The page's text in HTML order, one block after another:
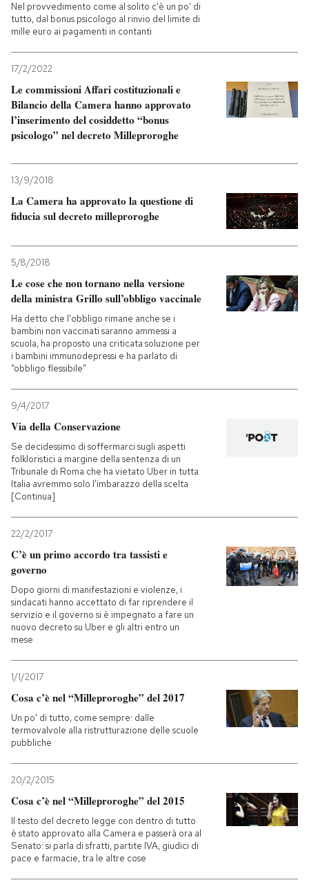
Nel provvedimento come al solito c'è un po' di
tutto, dal bonus psicologo al rinvio del limite di
mille euro ai pagamenti in contanti
17/2/2022
Le commissioni Affari costituzionali e
Bilancio della Camera hanno approvato
l’inserimento del cosiddetto “bonus
psicologo” nel decreto Milleproroghe
13/9/2018
La Camera ha approvato la questione di
fiducia sul decreto milleproroghe
5/8/2018
Le cose che non tornano nella versione
della ministra Grillo sull’obbligo vaccinale
Ha detto che l'obbligo rimane anche se i
bambini non vaccinati saranno ammessi a
scuola, ha proposto una criticata soluzione per
i bambini immunodepressi e ha parlato di
“obbligo flessibile”
9/4/2017
Via della Conservazione
Se decidessimo di soffermarci sugli aspetti
folkloristici a margine della sentenza di un
Tribunale di Roma che ha vietato Uber in tutta
Italia avremmo solo l’imbarazzo della scelta
[Continua]
22/2/2017
C’è un primo accordo tra tassisti e
governo
Dopo giorni di manifestazioni e violenze, i
sindacati hanno accettato di far riprendere il
servizio e il governo si è impegnato a fare un
nuovo decreto su Uber e gli altri entro un
mese
1/1/2017
Cosa c’è nel “Milleproroghe” del 2017
Un po' di tutto, come sempre: dalle
termovalvole alla ristrutturazione delle scuole
pubbliche
20/2/2015
Cosa c’è nel “Milleproroghe” del 2015
Il testo del decreto legge con dentro di tutto
è stato approvato alla Camera e passerà ora al
Senato: si parla di sfratti, partite IVA, giudici di
pace e farmacie, tra le altre cose